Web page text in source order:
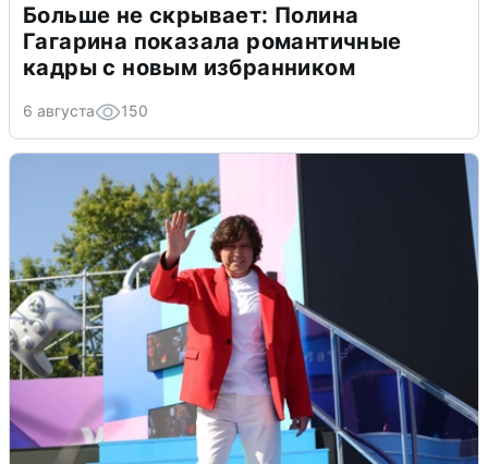
Больше не скрывает: Полина
Гагарина показала романтичные
кадры с новым избранником
6 августа 150